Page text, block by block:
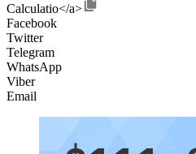
Calculatio</a>
Facebook
Twitter
Telegram
WhatsApp
Viber
Email